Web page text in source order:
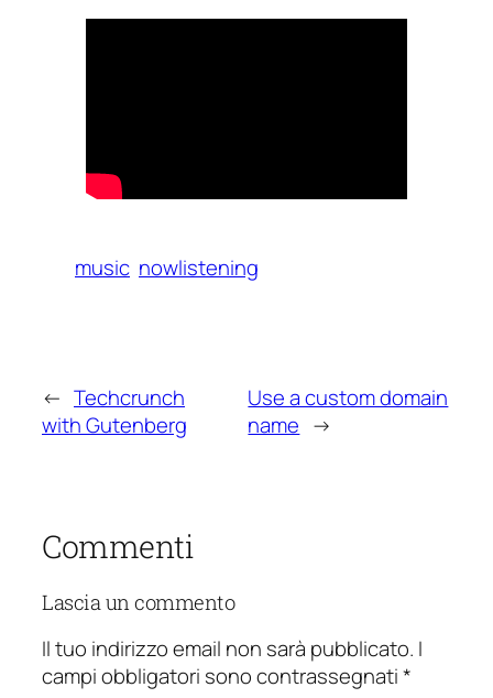
music nowlistening
← Techcrunch
with Gutenberg
Use a custom domain
name →
Commenti
Lascia un commento
Il tuo indirizzo email non sarà pubblicato. I
campi obbligatori sono contrassegnati*